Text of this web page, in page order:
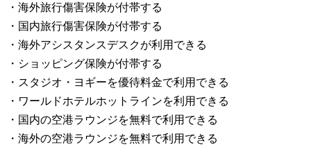
・海外旅行傷害保険が付帯する
・国内旅行傷害保険が付帯する
・海外アシスタンスデスクが利用できる
・ショッピング保険が付帯する
・スタジオ・ヨギーを優待料金で利用できる
・ワールドホテルホットラインを利用できる
・国内の空港ラウンジを無料で利用できる
・海外の空港ラウンジを無料で利用できる